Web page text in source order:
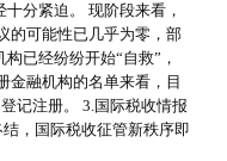
分紧迫。 现阶段来看，
的可能性已几乎为零，部
已经纷纷开始“自救”，
金融机构的名单来看，目
记注册。 3.国际税收情报
，国际税收征管新秩序即